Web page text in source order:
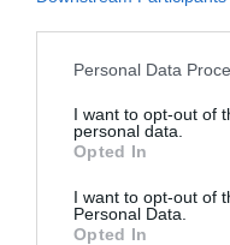
Personal Data
I want to opt-out of
personal data.
Opted In
I want to opt-out of
Personal Data.
Opted In